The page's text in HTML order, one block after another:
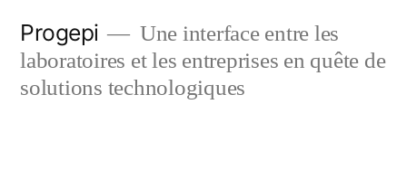
content
Progepi
Une interface entre les
laboratoires et les entreprises en quête de
solutions technologiques